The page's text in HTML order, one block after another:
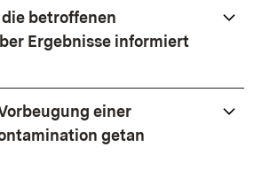
betroffenen
Ergebnisse informiert
einer
getan